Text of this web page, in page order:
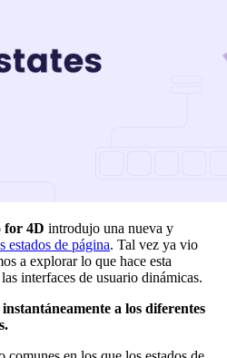
for 4D introdujo una nueva y
estados de página. Tal vez ya vio
a explorar lo que hace esta
interfaces de usuario dinámicas.
a los diferentes